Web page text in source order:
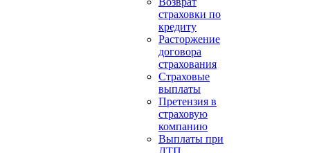
страховки по
кредиту
Расторжение
договора
страхования
Страховые
выплаты
Претензия в
страховую
компанию
Выплаты при